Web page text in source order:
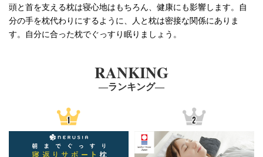
頭と首を支える枕は寝心地はもちろん、健康にも影響します。自
分の手を枕代わりにするように、
人と枕は密接な関係にありま
す。自分に合った枕でぐっすり眠りましょう。
RANKING
―ランキング―